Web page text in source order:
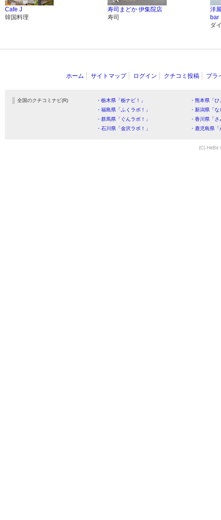
Cafe J
韓国料理
寿司まどか 伊集院店
寿司
洋
bar
ダ
ホーム サイトマップ ログイン クチコミ投稿 プラ
全国のクチコミナビ(R) ・栃木県「栃ナビ！」
・熊本県「
・福島県「ふくラボ！」
・新潟県「
・群馬県「ぐんラボ！」
・香川県「
・石川県「金沢ラボ！」
・鹿児島県
(C) HitBit